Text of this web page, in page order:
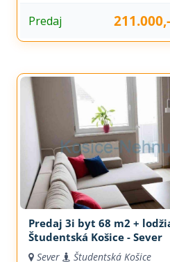
Predaj
Predaj 3i byt 68 m2 +
Študentská Košice - Sever
Sever Študentská Košice